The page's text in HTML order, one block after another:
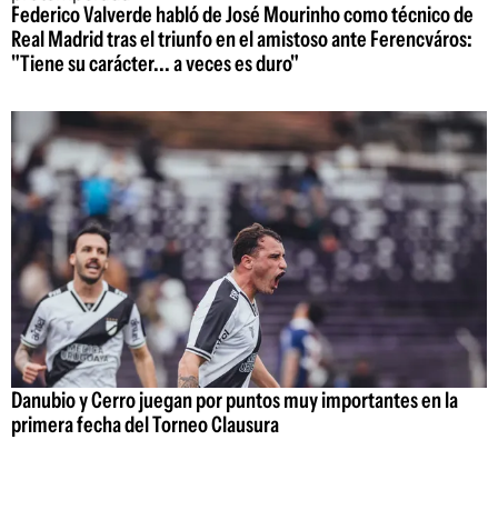
Federico Valverde habló de José Mourinho como técnico de
Real Madrid tras el triunfo en el amistoso ante Ferencváros:
"Tiene su carácter... a veces es duro"
Danubio y Cerro juegan por puntos muy importantes en la
primera fecha del Torneo Clausura